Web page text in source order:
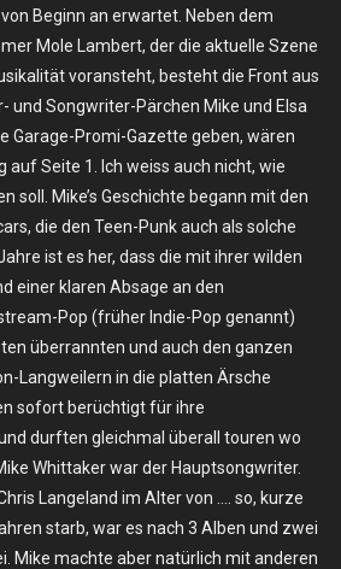
Beginn an erwartet. Neben dem
Mole Lambert, der die aktuelle Szene
voransteht, besteht die Front aus
und Songwriter-Pärchen Mike und Elsa
Garage-Promi-Gazette geben, wären
auf Seite 1. Ich weiss auch nicht, wie
soll. Mike’s Geschichte begann mit den
die den Teen-Punk auch als solche
ist es her, dass die mit ihrer wilden
einer klaren Absage an den
Pop (früher Indie-Pop genannt)
überrannten und auch den ganzen
Langweilern in die platten Ärsche
sofort berüchtigt für ihre
durften gleichmal überall touren wo
Whittaker war der Hauptsongwriter.
Langeland im Alter von …. so, kurze
starb, war es nach 3 Alben und zwei
Mike machte aber natürlich mit anderen